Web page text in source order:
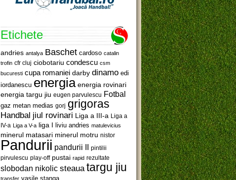
Etichete
andries antalya Baschet cardoso catalin
trofin cfr cluj ciobotariu condescu csm
bucuresti cupa romaniei darby dinamo edi
iordanescu energia energia rovinari
energia targu jiu eugen parvulescu Fotbal
gaz metan medias gorj grigoras
Handbal jiul rovinari Liga a III-a Liga a
IV-a Liga a V-a liga I liviu andries matulevicius
minerul matasari minerul motru nistor
Pandurii pandurii II pintilii
pirvulescu play-off pustai rapid rezultate
slobodan nikolic steaua targu jiu
transfer vasile stanga